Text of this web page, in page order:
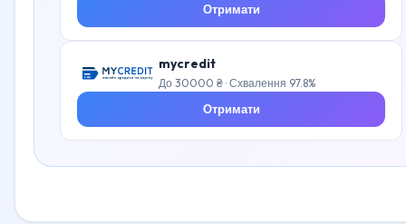
Отримати
mycredit
До 30000 ₴ · Схвалення 97.8%
Отримати